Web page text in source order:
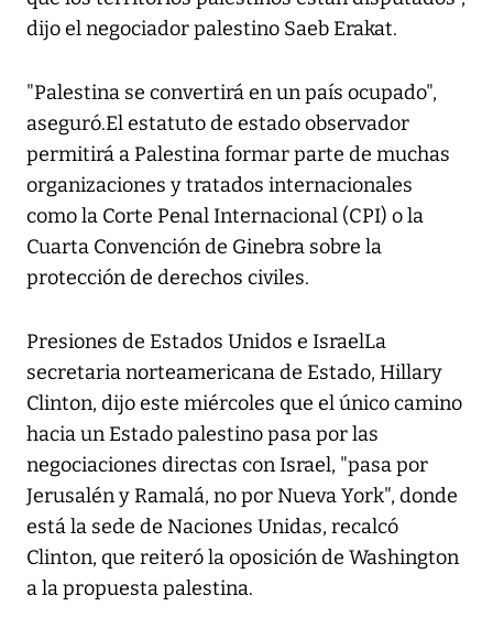
dijo el negociador palestino Saeb Erakat.
"Palestina se convertirá en un país ocupado",
aseguró.El estatuto de estado observador
permitirá a Palestina formar parte de muchas
organizaciones y tratados internacionales
como la Corte Penal Internacional (CPI) o la
Cuarta Convención de Ginebra sobre la
protección de derechos civiles.
Presiones de Estados Unidos e IsraelLa
secretaria norteamericana de Estado, Hillary
Clinton, dijo este miércoles que el único camino
hacia un Estado palestino pasa por las
negociaciones directas con Israel, "pasa por
Jerusalén y Ramalá, no por Nueva York", donde
está la sede de Naciones Unidas, recalcó
Clinton, que reiteró la oposición de Washington
a la propuesta palestina.